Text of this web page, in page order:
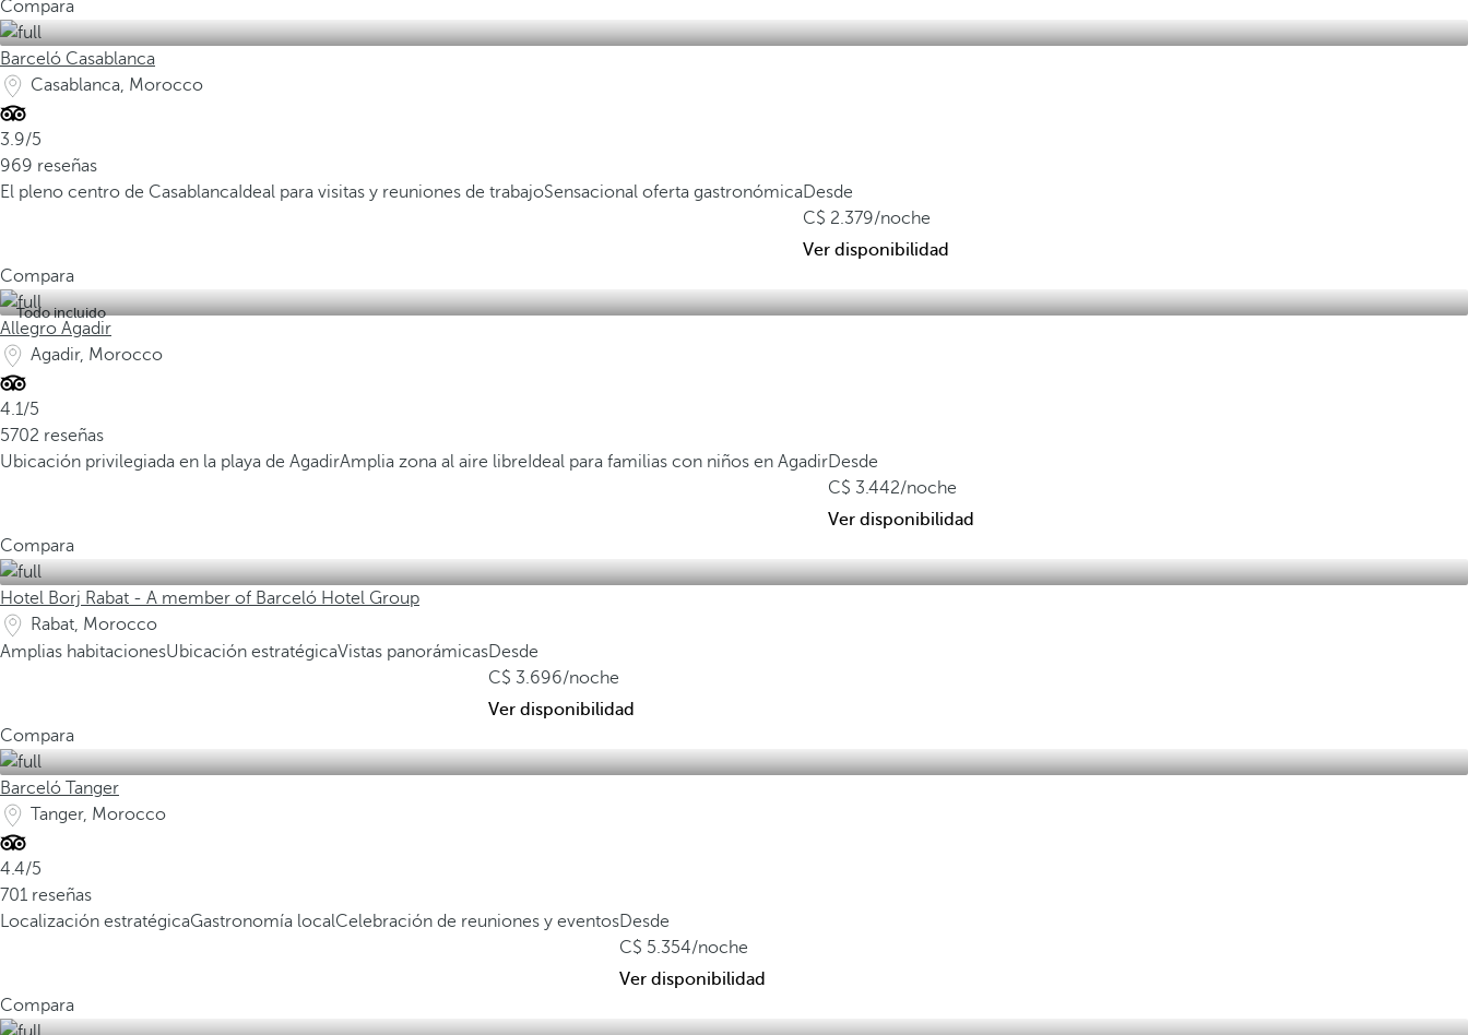
Compara
Barceló Casablanca
Casablanca, Morocco
3.9/5
969 reseñas
El pleno centro de Casablanca Ideal para visitas y reuniones de trabajoSensacional oferta gastronómicaDesde
2.379/noche
Ver disponibilidad
Compara
Todo incluido
Allegro Agadir
Agadir, Morocco
4.1/5
5702 reseñas
Ubicación privilegiada en la playa de AgadirAmplia zona al aire libre Ideal para familias con niños en AgadirDesde
3.442/noche
Ver disponibilidad
Compara
Hotel Borj Rabat - A member of Barceló Hotel Group
Rabat, Morocco
Amplias habitacionesUbicación estratégicaVistas panorámicasDesde
3.696/noche
Ver disponibilidad
Compara
Barceló Tanger
Tanger, Morocco
4.4/5
701 reseñas
Localización estratégicaGastronomía localCelebración de reuniones y eventosDesde
5.354/noche
Ver disponibilidad
Compara